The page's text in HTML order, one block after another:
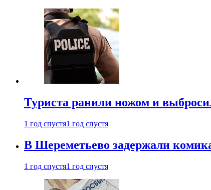
Туриста ранили ножом и
1 год спустя1 год спустя
В Шереметьево задержали
1 год спустя1 год спустя